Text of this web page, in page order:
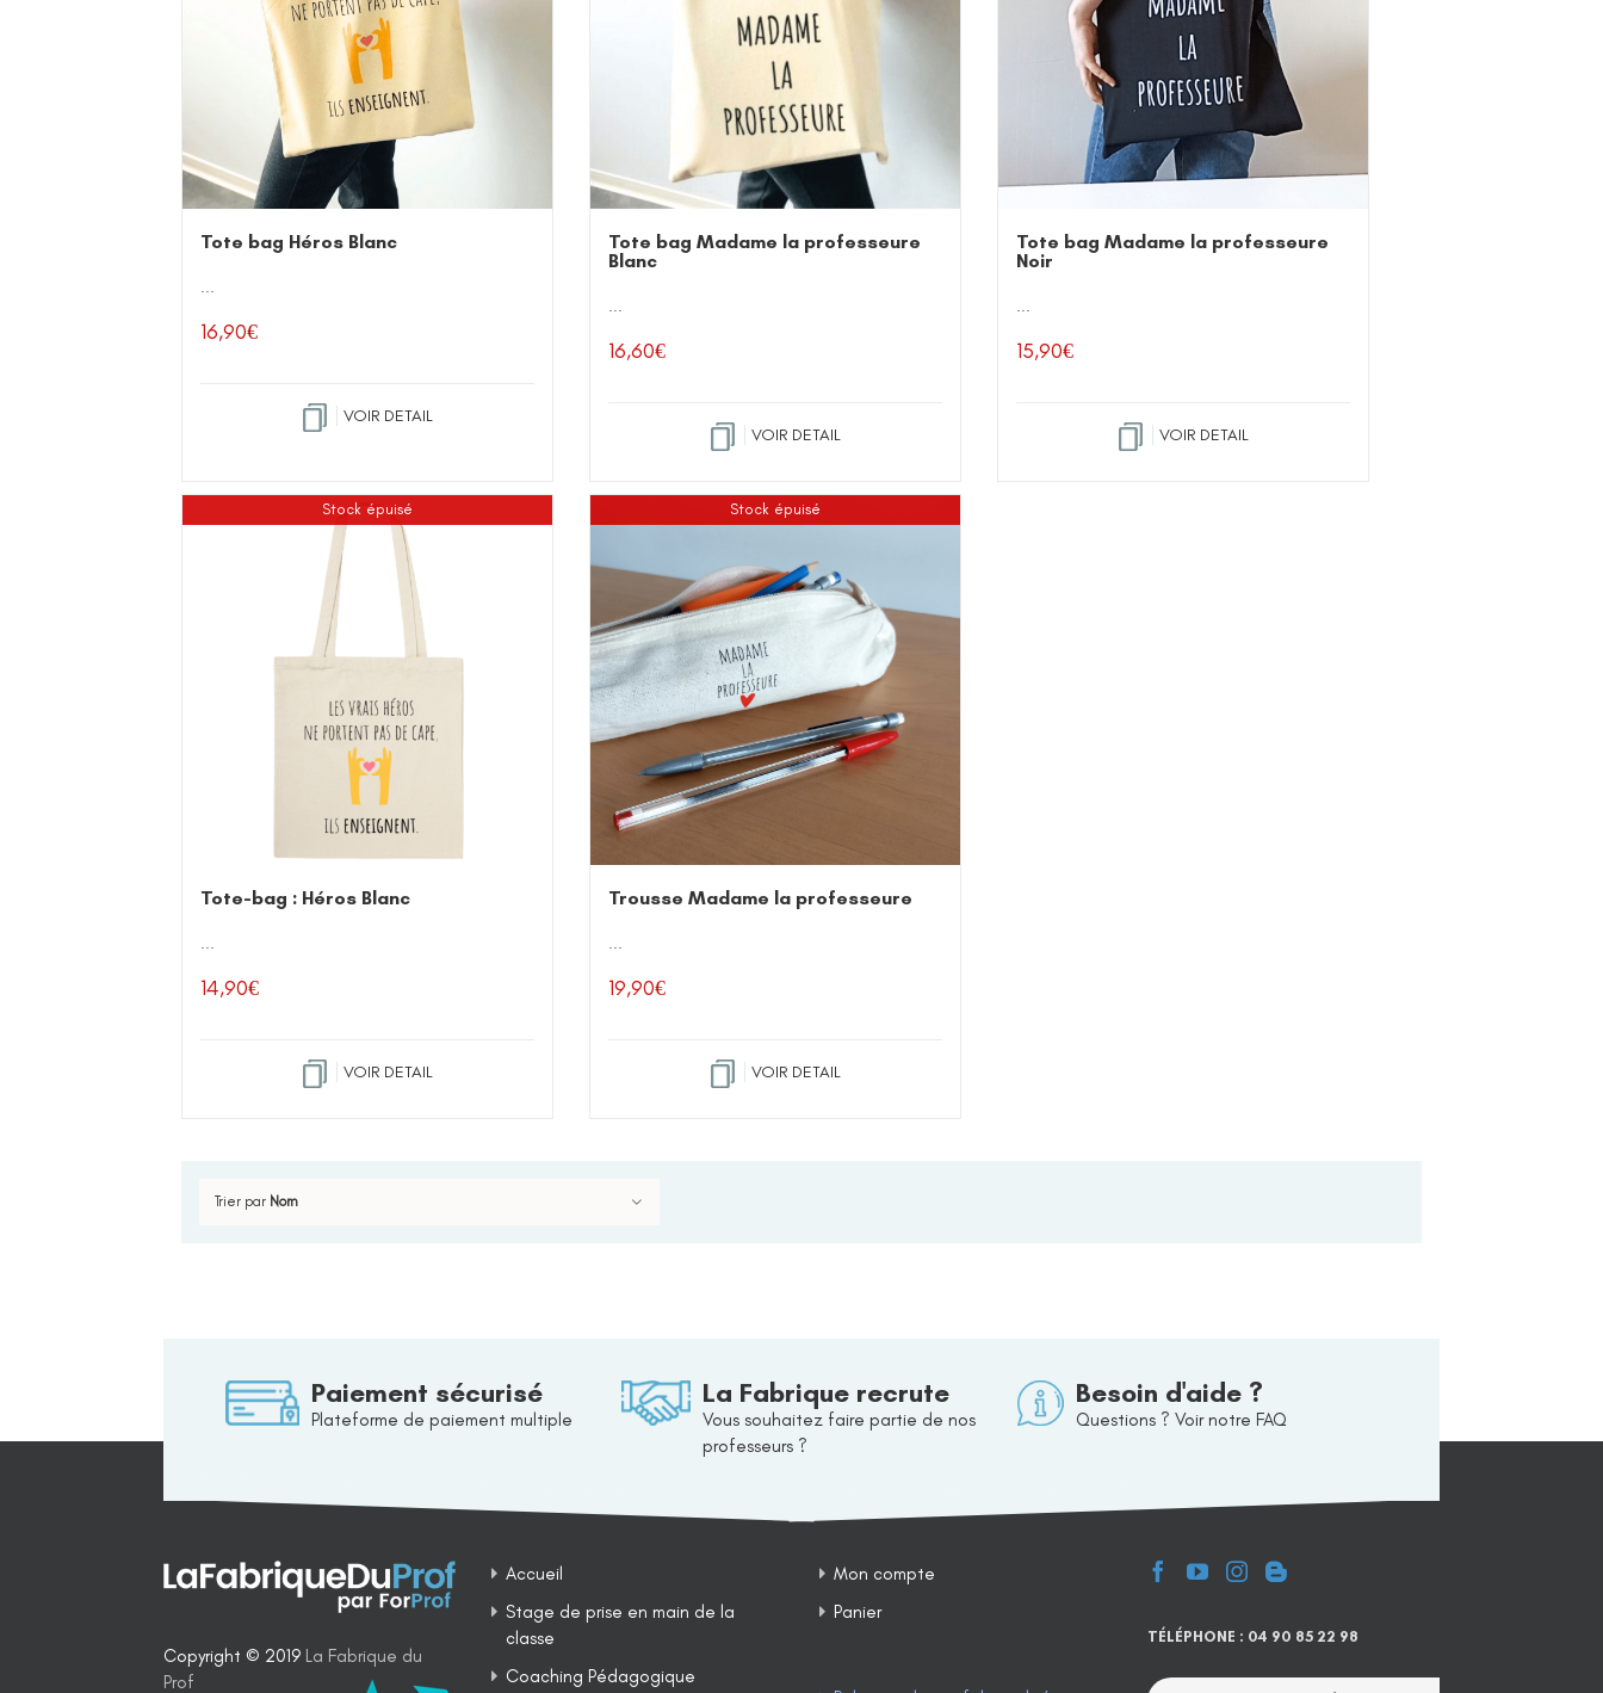
Tote bag Héros Blanc
...
16,90€
VOIR DETAIL
Tote bag Madame la professeure
Blanc
...
16,60€
VOIR DETAIL
Tote bag Madame la professeure
Noir
...
15,90€
VOIR DETAIL
Stock épuisé
Tote-bag : Héros Blanc
...
14,90€
VOIR DETAIL
Stock épuisé
Trousse Madame la professeure
...
19,90€
VOIR DETAIL
Trier par Nom
Paiement sécurisé
Plateforme de paiement multiple
La Fabrique recrute
Vous souhaitez faire partie de nos
professeurs ?
Besoin d'aide ?
Questions ? Voir notre FAQ
Copyright © 2019 La Fabrique du
Prof
Accueil
Stage de prise en main de la
classe
Coaching Pédagogique
Mon compte
Panier
TÉLÉPHONE : 04 90 85 22 98